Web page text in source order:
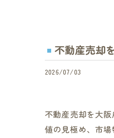
不動産売却
2026/07/03
不動産売却を大
値の見極め、市